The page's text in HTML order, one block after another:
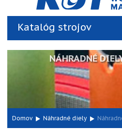
Katalóg strojov
NÁHRADNÉ
Domov Náhradné diely